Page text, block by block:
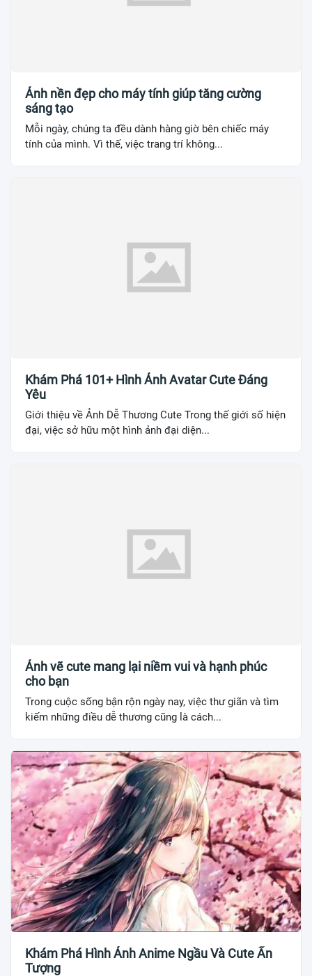
Ảnh nền đẹp cho máy tính giúp tăng cường
sáng tạo
Mỗi ngày, chúng ta đều dành hàng giờ bên chiếc máy
tính của mình. Vì thế, việc trang trí không...
Khám Phá 101+ Hình Ảnh Avatar Cute Đáng
Yêu
Giới thiệu về Ảnh Dễ Thương Cute Trong thế giới số hiện
đại, việc sở hữu một hình ảnh đại diện...
Ảnh vẽ cute mang lại niềm vui và hạnh phúc
cho bạn
Trong cuộc sống bận rộn ngày nay, việc thư giãn và tìm
kiếm những điều dễ thương cũng là cách...
Khám Phá Hình Ảnh Anime Ngầu Và Cute Ấn
Tượng